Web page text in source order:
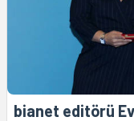
bianet editörü